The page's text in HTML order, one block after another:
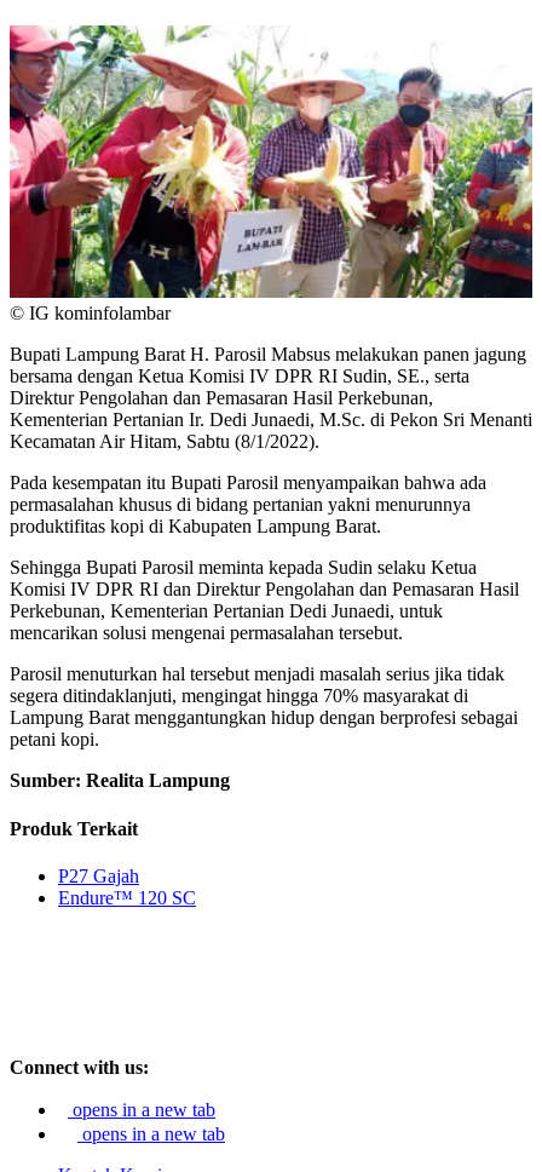
© IG kominfolambar
Bupati Lampung Barat H. Parosil Mabsus melakukan panen jagung
bersama dengan Ketua Komisi IV DPR RI Sudin, SE., serta
Direktur Pengolahan dan Pemasaran Hasil Perkebunan,
Kementerian Pertanian Ir. Dedi Junaedi, M.Sc. di Pekon Sri Menanti
Kecamatan Air Hitam, Sabtu (8/1/2022).
Pada kesempatan itu Bupati Parosil menyampaikan bahwa ada
permasalahan khusus di bidang pertanian yakni menurunnya
produktifitas kopi di Kabupaten Lampung Barat.
Sehingga Bupati Parosil meminta kepada Sudin selaku Ketua
Komisi IV DPR RI dan Direktur Pengolahan dan Pemasaran Hasil
Perkebunan, Kementerian Pertanian Dedi Junaedi, untuk
mencarikan solusi mengenai permasalahan tersebut.
Parosil menuturkan hal tersebut menjadi masalah serius jika tidak
segera ditindaklanjuti, mengingat hingga 70% masyarakat di
Lampung Barat menggantungkan hidup dengan berprofesi sebagai
petani kopi.
Sumber: Realita Lampung
Produk Terkait
P27 Gajah
Endure™ 120 SC
Connect with us:
opens in a new tab
opens in a new tab